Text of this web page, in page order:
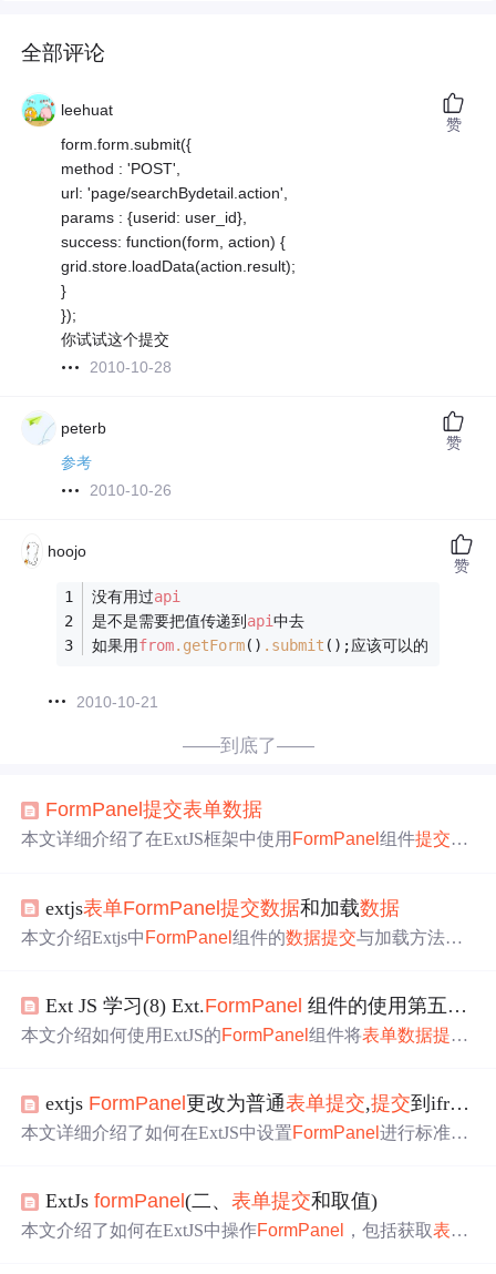
全部评论
leehuat
form.form.submit({
method : 'POST',
url: 'page/searchBydetail.action',
params : {userid: user_id},
success: function(form, action) {
grid.store.loadData(action.result);
}
});
你试试这个提交
2010-10-28
赞
peterb
参考
2010-10-26
赞
hoojo
没有用过api
是不是需要把值传递到 api中去
如果用from.getForm() .submit ();应该可以的
2010-10-21
赞
——到底了——
FormPanel提交表单数据
本文详细介绍了在ExtJS框架中使用 FormPanel组件提交表
确返回success字段，以便客户端能够正确执行success或fail
ure回调。
extjs表单FormPanel提交数据和加载数据
本文介绍Extjs中 FormPanel组件的数据提交与加载方法，
Ext JS 学习(8) Ext.FormPanel 组件的使用第五式(
本文介绍如何使用ExtJS的FormPanel组件将表单数据提交
extjs FormPanel 更改为普通表单提交,提交到iframe显示
本文详细介绍了如何在ExtJS中设置FormPanel进行标准H
ExtJsformPanel(二、表单提交和取值)
本文介绍了如何在ExtJS中操作FormPanel ，包括获取表单